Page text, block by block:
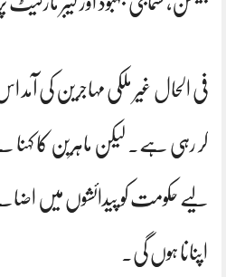
فی الحال غیر ملکی مہاجرین کی
کر رہی ہے۔ لیکن ماہرین کا
لیے حکومت کو پیدائشوں میں
اپنانا ہوں گی۔